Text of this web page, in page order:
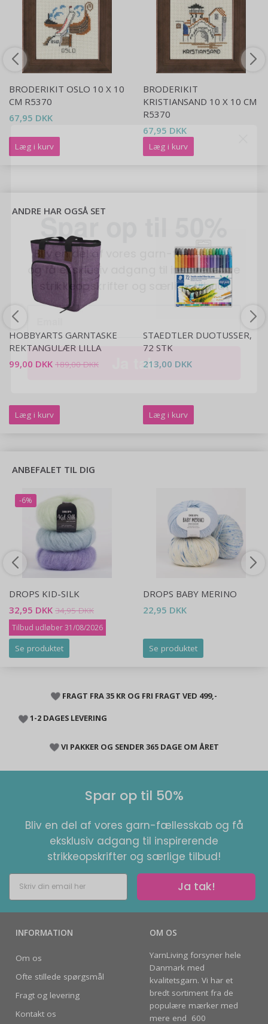
BRODERIKIT OSLO 10 X 10
CM R5370
67,95 DKK
Læg i kurv
BRODERIKIT
KRISTIANSAND 10 X 10 CM
R5370
67,95 DKK
Læg i kurv
ANDRE HAR OGSÅ SET
HOBBYARTS GARNTASKE
REKTANGULÆR LILLA
99,00 DKK 189,00 DKK
Læg i kurv
STAEDTLER DUOTUSSER,
72 STK
213,00 DKK
Læg i kurv
ANBEFALET TIL DIG
-6%
DROPS KID-SILK
32,95 DKK 34,95 DKK
Tilbud udløber 31/08/2026
Se produktet
DROPS BABY MERINO
22,95 DKK
Se produktet
FRAGT FRA 35 KR OG FRI FRAGT VED 499,-
1-2 DAGES LEVERING
VI PAKKER OG SENDER 365 DAGE OM ÅRET
Spar op til 50%
Bliv en del af vores garn-fællesskab og få
eksklusiv adgang til inspirerende
strikkeopskrifter og særlige tilbud!
Ja tak!
INFORMATION
Om os
Ofte stillede spørgsmål
Fragt og levering
Kontakt os
OM OS
YarnLiving forsyner hele
Danmark med
kvalitetsgarn. Vi har et
bredt sortiment fra de
populære mærker med
mere end 600
Spar op til 50%
og få eksklusiv adgang til inspirerende
strikkeopskrifter og særlige tilbud!
Ja tak